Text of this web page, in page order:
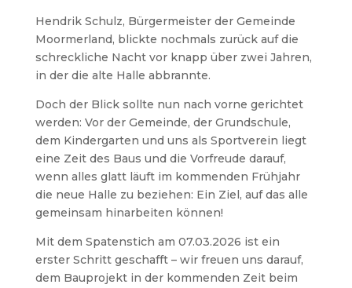
Hendrik Schulz, Bürgermeister der Gemeinde
Moormerland, blickte nochmals zurück auf die
schreckliche Nacht vor knapp über zwei Jahren,
in der die alte Halle abbrannte.
Doch der Blick sollte nun nach vorne gerichtet
werden: Vor der Gemeinde, der Grundschule,
dem Kindergarten und uns als Sportverein liegt
eine Zeit des Baus und die Vorfreude darauf,
wenn alles glatt läuft im kommenden Frühjahr
die neue Halle zu beziehen: Ein Ziel, auf das alle
gemeinsam hinarbeiten können!
Mit dem Spatenstich am 07.03.2026 ist ein
erster Schritt geschafft – wir freuen uns darauf,
dem Bauprojekt in der kommenden Zeit beim